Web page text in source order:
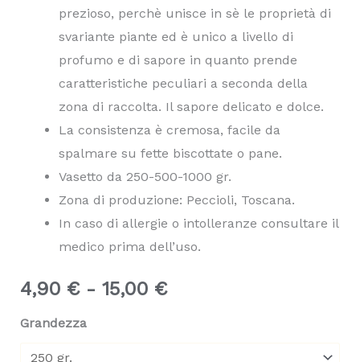
prezioso, perchè unisce in sè le proprietà di
svariante piante ed è unico a livello di
profumo e di sapore in quanto prende
caratteristiche peculiari a seconda della
zona di raccolta. Il sapore delicato e dolce.
La consistenza è cremosa, facile da
spalmare su fette biscottate o pane.
Vasetto da 250-500-1000 gr.
Zona di produzione: Peccioli, Toscana.
In caso di allergie o intolleranze consultare il
medico prima dell’uso.
4,90 € - 15,00 €Fascia
Grandezza